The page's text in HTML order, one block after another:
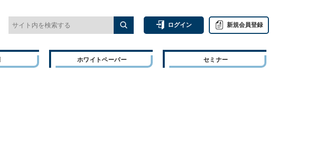
ログイン 新規会員登録
ホワイトペーパー セミナー